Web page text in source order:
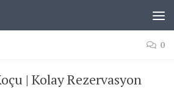
0
| Kolay Rezervasyon